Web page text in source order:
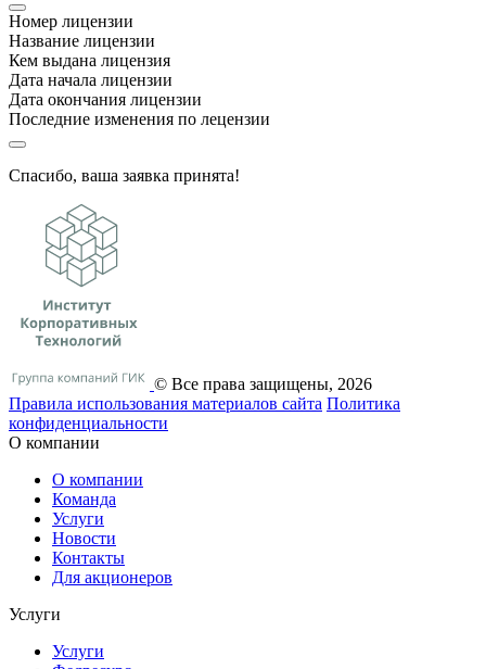
Номер лицензии
Название лицензии
Кем выдана лицензия
Дата начала лицензии
Дата окончания лицензии
Последние изменения по лецензии
Спасибо, ваша заявка принята!
© Все права защищены, 2026
Правила использования материалов сайта Политика
конфиденциальности
О компании
О компании
Команда
Услуги
Новости
Контакты
Для акционеров
Услуги
Услуги